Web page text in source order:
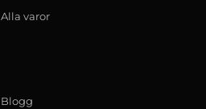
Alla varor
Blogg